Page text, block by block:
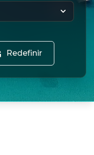
Redefinir